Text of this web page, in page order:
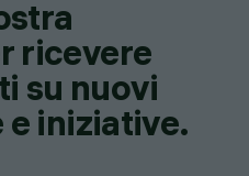
ricevere
su nuovi
iniziative.